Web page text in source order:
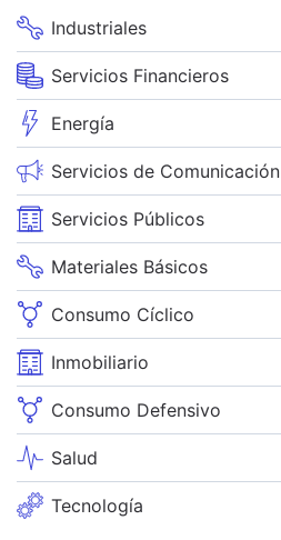
Industriales
Servicios Financieros
Energía
Servicios de Comunicación
Servicios Públicos
Materiales Básicos
Consumo Cíclico
Inmobiliario
Consumo Defensivo
Salud
Tecnología